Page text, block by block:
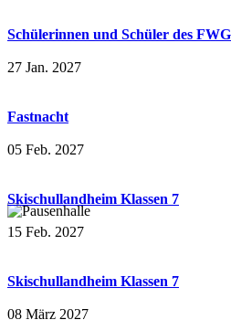
Schülerinnen und Schüler des
27 Jan. 2027
Fastnacht
05 Feb. 2027
Skischullandheim Klassen 7
15 Feb. 2027
Skischullandheim Klassen 7
08 März 2027